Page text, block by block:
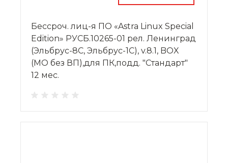
Бессроч. лиц-я ПО «Astra Linux Special
Edition» РУСБ.10265-01 рел. Ленинград
(Эльбрус-8С, Эльбрус-1С), v.8.1, BOX
(МО без ВП),для ПК,подд. "Стандарт"
12 мес.